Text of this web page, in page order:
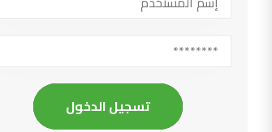
تسجيل الدخول